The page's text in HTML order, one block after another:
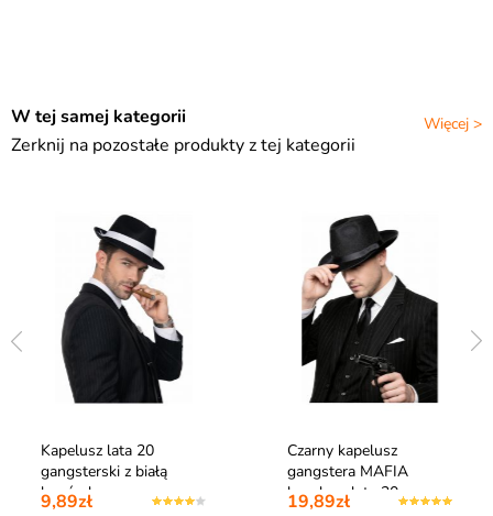
Więcej >
W tej samej kategorii
Zerknij na pozostałe produkty z tej kategorii
Kapelusz lata 20
gangsterski z białą
lamówką
9,89zł
Czarny kapelusz
gangstera MAFIA
kapelusz lata 20
19,89zł